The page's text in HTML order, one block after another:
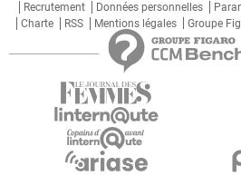
Recrutement
Données personnelles
Charte
RSS Mentions légales Groupe